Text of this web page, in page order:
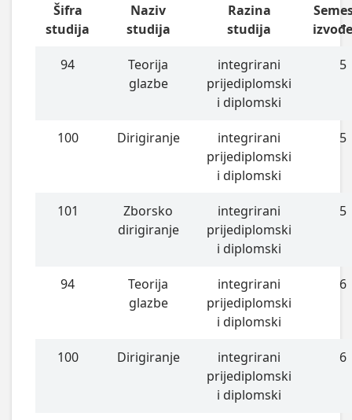
Šifra
studija
Naziv
studija
Razina
studija
94
Teorija
glazbe
integrirani
prijediplomski
i diplomski
5
100 Dirigiranje
integrirani
prijediplomski
i diplomski
5
101
Zborsko
dirigiranje
integrirani
prijediplomski
i diplomski
5
94
Teorija
glazbe
integrirani
prijediplomski
i diplomski
6
100 Dirigiranje
integrirani
prijediplomski
i diplomski
6